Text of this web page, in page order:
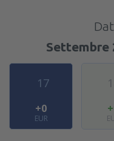
Settembre
17
+0
EUR